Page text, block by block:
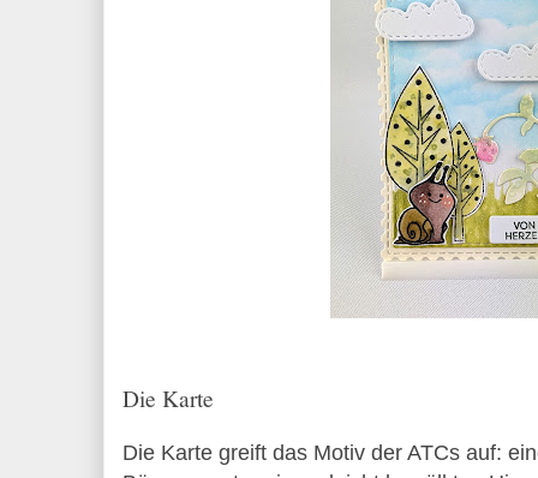
Die Karte
Die Karte greift das Motiv der ATCs auf: